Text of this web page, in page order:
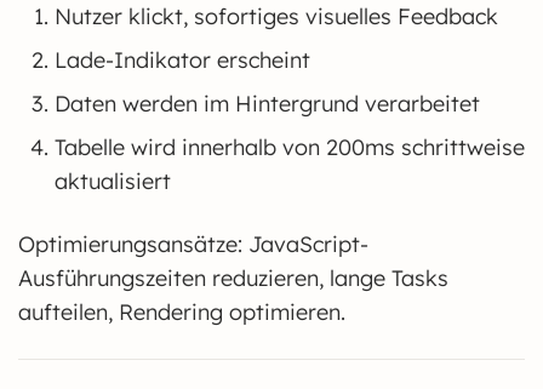
Nutzer klickt, sofortiges visuelles Feedback
Lade-Indikator erscheint
Daten werden im Hintergrund verarbeitet
Tabelle wird innerhalb von 200ms schrittweise
aktualisiert
Optimierungsansätze: JavaScript-
Ausführungszeiten reduzieren, lange Tasks
aufteilen, Rendering optimieren.